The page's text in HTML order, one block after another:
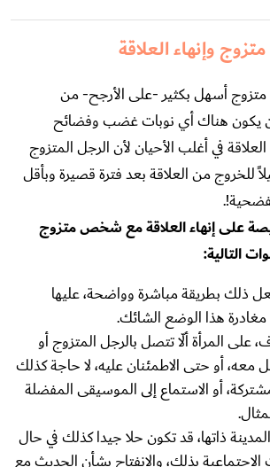
وإنهاء العلاقة
متزوج أسهل بكثير -على الأرجح- من
يكون هناك أي نوبات غضب وفضائح
في أغلب الأحيان لأن الرجل المتزوج
للخروج من العلاقة بعد فترة قصيرة وبأقل
على إنهاء العلاقة مع شخص متزوج
التالية:
ذلك بطريقة مباشرة وواضحة، عليها
مغادرة هذا الوضع الشائك.
على المرأة ألّا تتصل بالرجل المتزوج أو
معه، أو حتى الاطمئنان عليه، لا حاجة كذلك
أو الاستماع إلى الموسيقى المفضلة
ذاتها، قد تكون حلا جيدا كذلك في حال
بذلك، والانفتاح بشأن الحديث مع